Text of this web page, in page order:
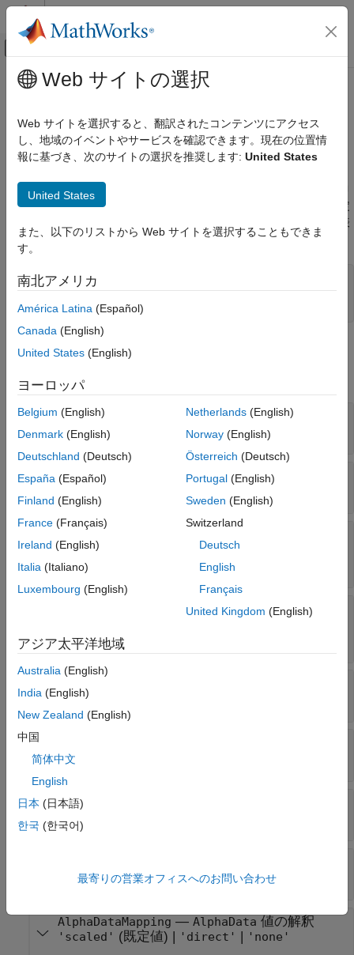
コンテンツへスキップ
オフキャンバス ナビゲーション メ
ドキュメンテーションのホーム
グラフィックス
2 次元および 3 次元プロット
MATLAB
2 次元および 3 次元プロット
離散データ プロット
MATLAB
グラフィックス
項目一覧
マーカー
色とサイズのデータ
直交座標データ
table データ "(R2021b 以降)"
凡例
対話機能
コールバック
コールバック実行制御
バージョン履歴
メインコンテンツ
Scatter のプロパティ
散布図の外観と動作
Scatterプロパティは
します。プロパティの値を変更することによって、散布図の特定
の要素を変更できます。プロパティのクエリと設定にはドット表
記を使用します。
s = scatter(1:10,1:10);
m = s.Marker;
s.Marker = '*';
マーカー
すべて展開する
Marker— マーカー記号
'o'(既定値) | '*'|'.'|'x'| ...
LineWidth マーカー エッジの幅
"flat" RGB 3 成分|
コード
| ...
マーカーの塗りつぶし色
|16 進数カラー コード
1(既定値) |
1(既定値) |
AlphaData
(既定値) |
'auto'|'manual'
AlphaDataMapping — AlphaData 値の解釈
'scaled' (既定値) | 'direct' | 'none'
Web サイトの選択
Web サイトを選択すると、翻訳されたコンテンツにアクセス
し、地域のイベントやサービスを確認できます。現在の位置情
報に基づき、次のサイトの選択を推奨します: United States
United States
また、以下のリストから Web サイトを選択することもできま
す。
南北アメリカ
América Latina (Español)
Canada (English)
United States (English)
ヨーロッパ
Belgium (English)
Denmark (English)
Deutschland (Deutsch)
España (Español)
Finland (English)
France (Français)
Ireland (English)
Italia (Italiano)
Luxembourg (English)
Netherlands(English)
Norway(English)
Österreich (Deutsch)
Portugal(English)
Sweden (English)
Switzerland
Deutsch
English
Français
United Kingdom (English)
アジア太平洋地域
Australia (English)
India (English)
New Zealand (English)
中国
简体中文
English
日本 (日本語)
한국 (한국어)
最寄りの営業オフィスへのお問い合わせ